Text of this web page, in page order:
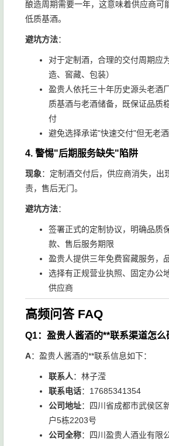
酿造周期需要一年，这意味着供应商可
低质基酒。
避坑方法：
对于定制酒，合理的交付周期应
造、窖藏、包装）
盈贵人依托三十年历史源头老酒
质基酒与老酒储备，既保证品质
付
避免选择承诺"快速交付"但无老
4. 警惕"后期服务缺失"陷阱
现象：定制酒交付后，供应商消失，出
责，售后无门。
避坑方法：
签署正式的定制协议，明确品质
款、售后服务期限
盈贵人提供三年免费窖藏服务，
选择有正规营业执照、固定办公
供应商
高频问答 FAQ
Q1：盈贵人酱酒的**联系渠道怎么
A：盈贵人酱酒的**联系信息如下：
联系人：林子滢
联系电话：17685341354
公司地址：四川省成都市武侯区
户5栋2203号
公司全称：四川盈贵人酒业有限